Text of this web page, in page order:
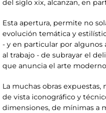
del siglo xix, alcanzan, en
Esta apertura, permite no
evolución temática y
- y en particular por algunos
al trabajo - de subrayar el
que anuncia el arte
La muchas obras
de vista iconográfico y
dimensiones, de mínimas a